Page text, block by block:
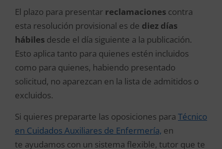
El plazo para presentar reclamaciones contra
esta resolución provisional es de diez días
hábiles desde el día siguiente a la publicación.
Esto aplica tanto para quienes estén incluidos
como para quienes, habiendo presentado
solicitud, no aparezcan en la lista de admitidos o
excluidos.
Si quieres prepararte las oposiciones para Técnico
en Cuidados Auxiliares de Enfermería, en
te ayudamos con un sistema flexible, tutor que te